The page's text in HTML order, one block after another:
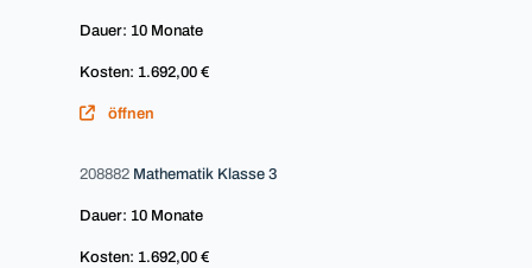
Dauer: 10 Monate
Kosten: 1.692,00 €
öffnen
208882 Mathematik Klasse 3
Dauer: 10 Monate
Kosten: 1.692,00 €